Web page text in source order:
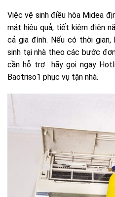
Việc vệ sinh điều hòa Midea
mát hiệu quả, tiết kiệm điện
cả gia đình. Nếu có thời
sinh tại nhà theo các bước
cần hỗ trợ hãy gọi ngay
Baotriso1 phục vụ tận nhà.